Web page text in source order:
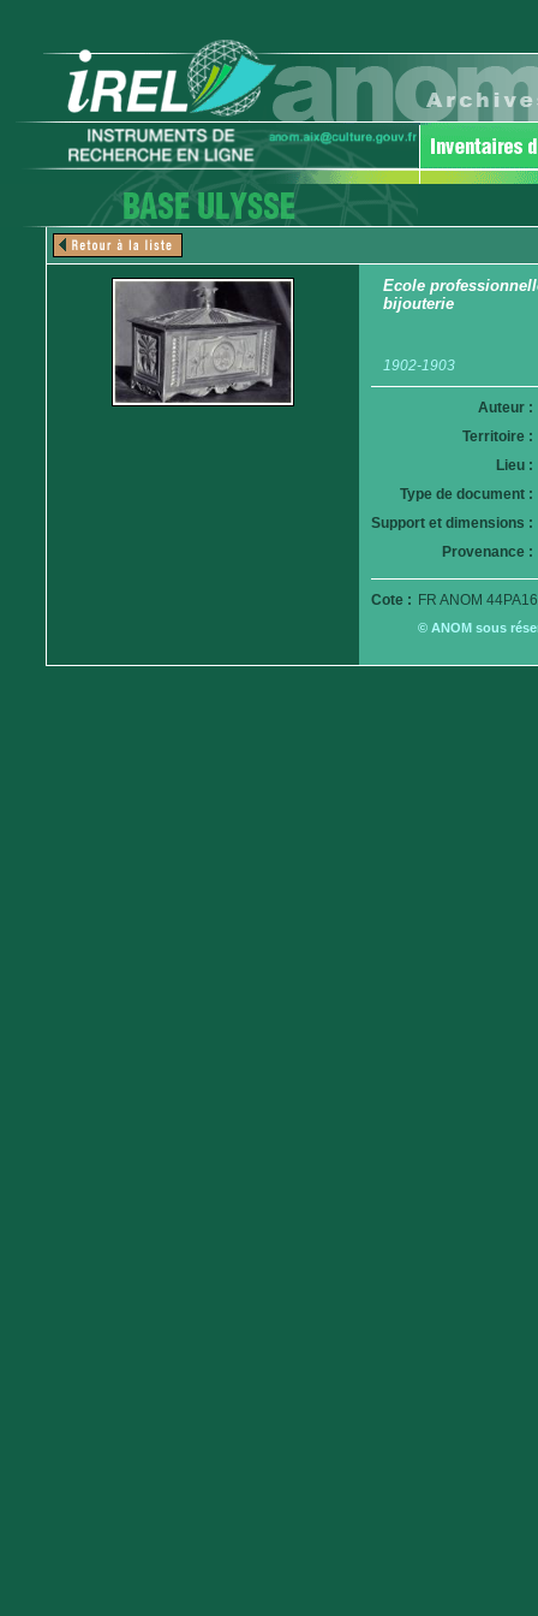
Ecole
bijouterie
1902-1903
Auteur :
Territoire :
Lieu :
Type de document :
Support et dimensions :
Provenance :
Cote : FR ANOM
© ANOM sous